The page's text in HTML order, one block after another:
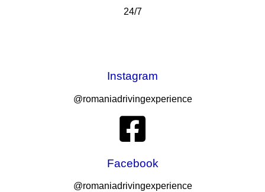
24/7
Instagram
@romaniadrivingexperience
Facebook
@romaniadrivingexperience